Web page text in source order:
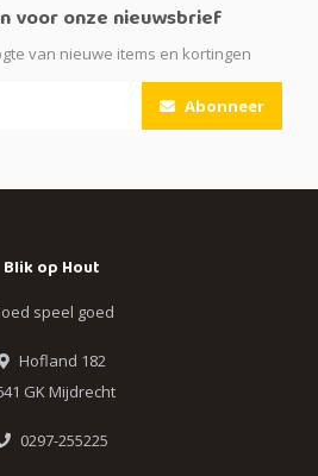
voor onze nieuwsbrief
van nieuwe items en kortingen
Abonneer
Blik op Hout
speel goed
Hofland 182
GK Mijdrecht
0297-255225